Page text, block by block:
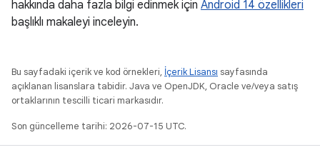
hakkında daha fazla bilgi edinmek için Android 14 özellikleri
başlıklı makaleyi inceleyin.
Bu sayfadaki içerik ve kod örnekleri, İçerik Lisansı sayfasında
açıklanan lisanslara tabidir. Java ve OpenJDK, Oracle ve/veya satış
ortaklarının tescilli ticari markasıdır.
Son güncelleme tarihi: 2026-07-15 UTC.